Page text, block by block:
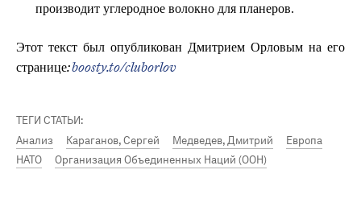
производит углеродное волокно для планеров.
Этот текст был опубликован Дмитрием Орловым на его
странице:boosty.to/cluborlov
ТЕГИ СТАТЬИ:
Анализ
Караганов, Сергей Медведев, Дмитрий
Европа
НАТО
Организация Объединенных Наций (ООН)